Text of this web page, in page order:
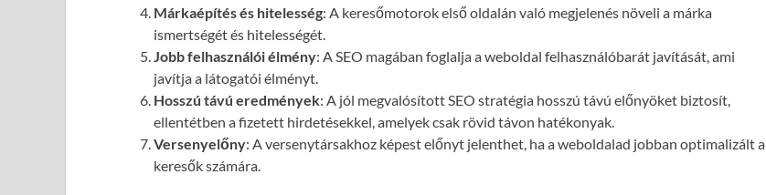
Márkaépítés és hitelesség: A keresőmotorok első oldalán való megjelenés növeli a márka
ismertségét és hitelességét.
Jobb felhasználói élmény: A SEO magában foglalja a weboldal felhasználóbarát javítását, ami
javítja a látogatói élményt.
Hosszú távú eredmények: A jól megvalósított SEO stratégia hosszú távú előnyöket biztosít,
ellentétben a fizetett hirdetésekkel, amelyek csak rövid távon hatékonyak.
Versenyelőny: A versenytársakhoz képest előnyt jelenthet, ha a weboldalad jobban optimalizált a
keresők számára.